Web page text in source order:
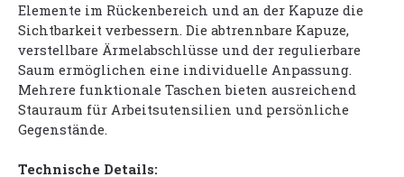
Elemente im Rückenbereich und an der Kapuze die
Sichtbarkeit verbessern. Die abtrennbare Kapuze,
verstellbare Ärmelabschlüsse und der regulierbare
Saum ermöglichen eine individuelle Anpassung.
Mehrere funktionale Taschen bieten ausreichend
Stauraum für Arbeitsutensilien und persönliche
Gegenstände.
Technische Details: